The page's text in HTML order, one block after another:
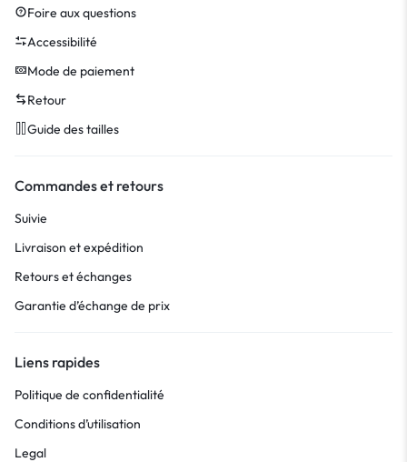
Foire aux questions
Accessibilité
Mode de paiement
Retour
Guide des tailles
Commandes et retours
Suivie
Livraison et expédition
Retours et échanges
Garantie d’échange de prix
Liens rapides
Politique de confidentialité
Conditions d’utilisation
Legal